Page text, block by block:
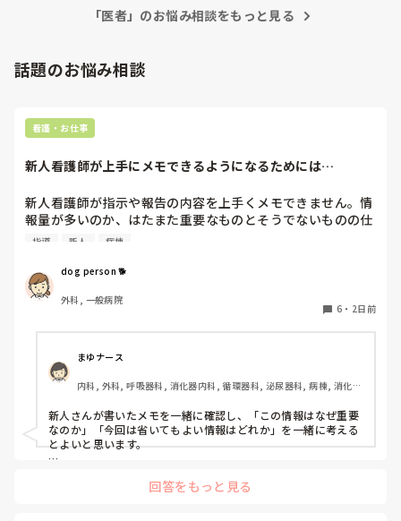
「医者」のお悩み相談をもっと見る
話題のお悩み相談
看護・お仕事
新人看護師が上手にメモできるようになるためには…
新人看護師が指示や報告の内容を上手くメモできません。情
報量が多いのか、はたまた重要なものとそうでないものの仕
分けができないのか…  肝心な事柄を逃してしまいます。何
示・報告するよう皆で努力しています。
指導 新人 病棟
dog person 🐕
外科, 一般病院
6 ・ 2日前
まゆナース
内科, 外科, 呼吸器科, 消化器内科, 循環器科, 泌尿器科, 病棟, 消化器
新人さんが書いたメモを一緒に確認し、「この情報はなぜ重要
なのか」「今回は省いてもよい情報はどれか」を一緒に考える
とよいと思います。
的に照らして振り返ることで、重要度を判断する力が少しずつ
回答をもっと見る